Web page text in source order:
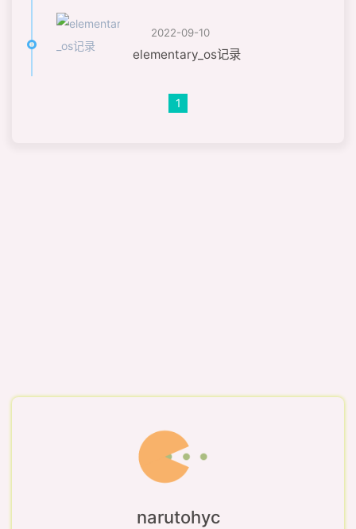
2022-09-10
elementary_os记录
1
narutohyc